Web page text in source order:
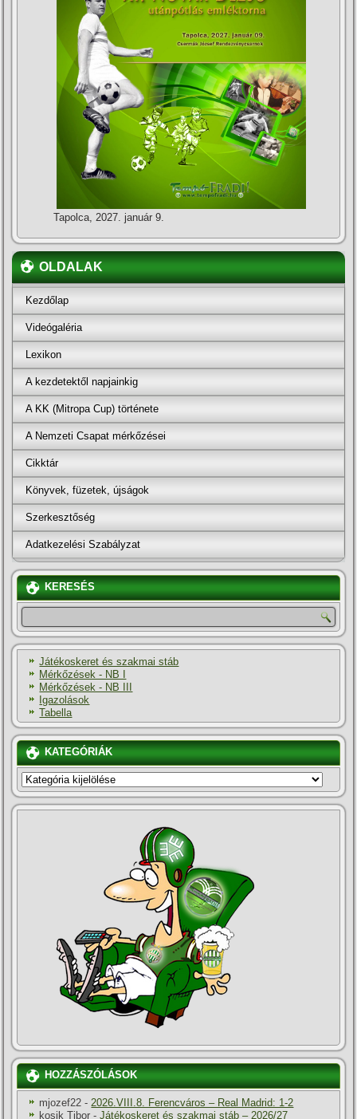
Tapolca, 2027. január 9.
OLDALAK
Kezdőlap
Videógaléria
Lexikon
A kezdetektől napjainkig
A KK (Mitropa Cup) története
A Nemzeti Csapat mérkőzései
Cikktár
Könyvek, füzetek, újságok
Szerkesztőség
Adatkezelési Szabályzat
KERESÉS
Játékoskeret és szakmai stáb
Mérkőzések - NB I
Mérkőzések - NB III
Igazolások
Tabella
KATEGÓRIÁK
KATEGÓRIÁK
HOZZÁSZÓLÁSOK
mjozef22 - 2026.VIII.8. Ferencváros – Real Madrid: 1-2
kosik Tibor -Játékoskeret és szakmai stáb – 2026/27